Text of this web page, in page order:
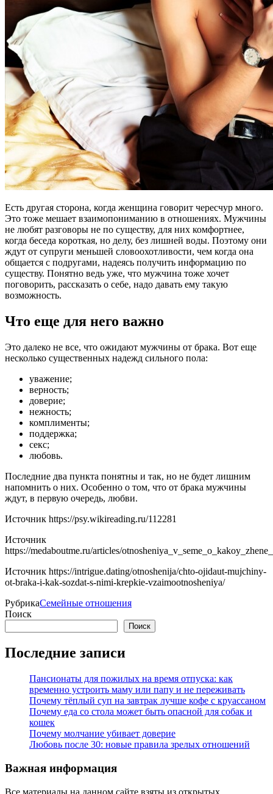
Есть другая сторона, когда женщина говорит чересчур много.
Это тоже мешает взаимопониманию в отношениях. Мужчины
не любят разговоры не по существу, для них комфортнее,
когда беседа короткая, но делу, без лишней воды. Поэтому они
ждут от супруги меньшей словоохотливости, чем когда она
общается с подругами, надеясь получить информацию по
существу. Понятно ведь уже, что мужчина тоже хочет
поговорить, рассказать о себе, надо давать ему такую
возможность.
Что еще для него важно
Это далеко не все, что ожидают мужчины от брака. Вот еще
несколько существенных надежд сильного пола:
уважение;
верность;
доверие;
нежность;
комплименты;
поддержка;
секс;
любовь.
Последние два пункта понятны и так, но не будет лишним
напомнить о них. Особенно о том, что от брака мужчины
ждут, в первую очередь, любви.
Источник https://psy.wikireading.ru/112281
Источник
https://medaboutme.ru/articles/
Источник https://intrigue.dating/otnoshenija/chto-ojidaut-mujchiny-
ot-braka-i-kak-sozdat-s-nimi-krepkie-vzaimootnosheniya/
РубрикаСемейные отношения
Поиск
Поиск
Последние записи
Пансионаты для пожилых на время отпуска: как
временно устроить маму или папу и не переживать
Почему тёплый суп на завтрак лучше кофе с круассаном
Почему еда со стола может быть опасной для собак и
кошек
Почему молчание убивает доверие
Любовь после 30: новые правила зрелых отношений
Важная информация
Все материалы на данном сайте взяты из открытых